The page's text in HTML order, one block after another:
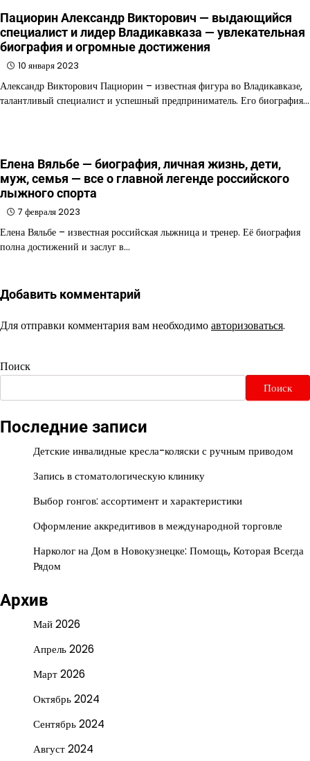
Пациорин Александр Викторович — выдающийся
специалист и лидер Владикавказа — увлекательная
биография и огромные достижения
10 января 2023
Александр Викторович Пациорин – известная фигура во Владикавказе,
талантливый специалист и успешный предприниматель. Его биография…
Елена Вяльбе — биография, личная жизнь, дети,
муж, семья — все о главной легенде российского
лыжного спорта
7 февраля 2023
Елена Вяльбе – известная российская лыжница и тренер. Её биография
полна достижений и заслуг в…
Добавить комментарий
Для отправки комментария вам необходимоавторизоваться.
Поиск
Поиск
Последние записи
Детские инвалидные кресла-коляски с ручным приводом
Запись в стоматологическую клинику
Выбор гонгов: ассортимент и характеристики
Оформление аккредитивов в международной торговле
Нарколог на Дом в Новокузнецке: Помощь, Которая Всегда
Рядом
Архив
Май 2026
Апрель 2026
Март 2026
Октябрь 2024
Сентябрь 2024
Август 2024